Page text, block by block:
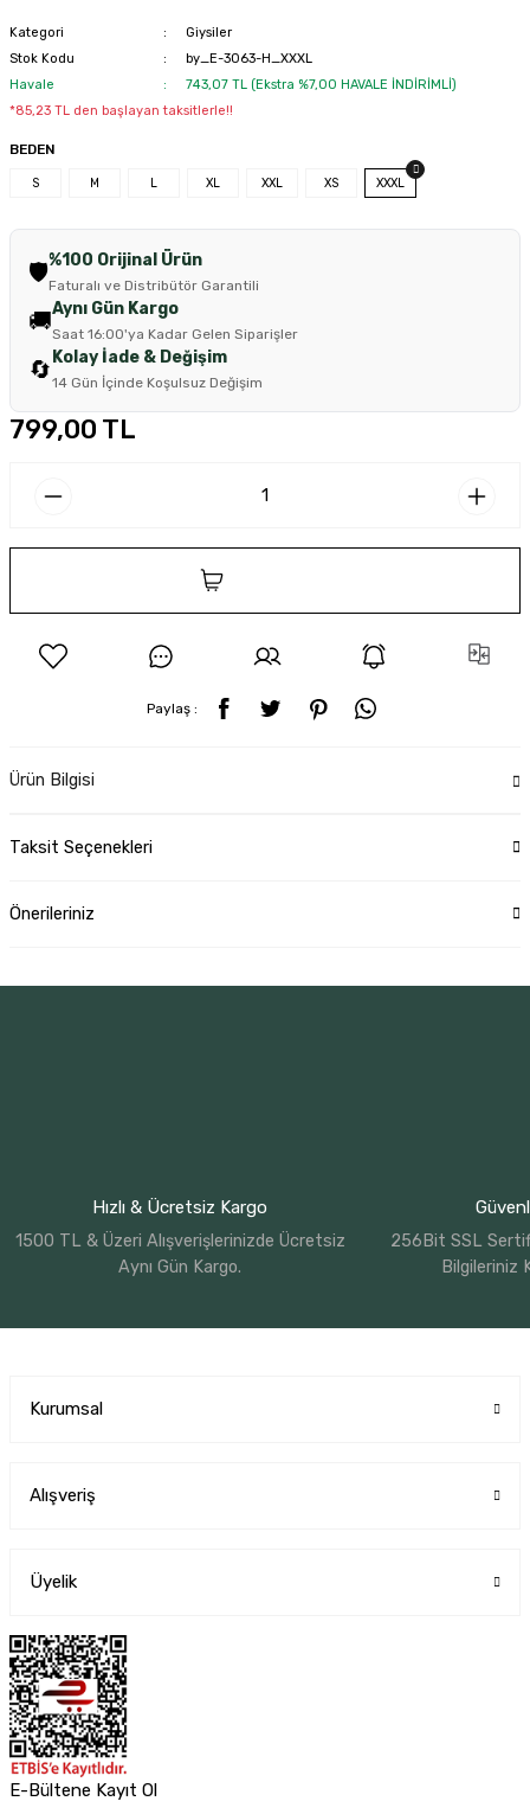
Kategori
Giysiler
Stok Kodu
by_E-3063-H_XXXL
Havale
743,07 TL (Ekstra %7,00 HAVALE İNDİRİMLİ)
*85,23 TL den başlayan taksitlerle!!
BEDEN
S M L XL XXL XS XXXL
🛡️%100 Orijinal Ürün
Faturalı ve Distribütör Garantili
🚚Aynı Gün Kargo
Saat 16:00'ya Kadar Gelen Siparişler
🔄 Kolay İade & Değişim
14 Gün İçinde Koşulsuz Değişim
799,00 TL
Paylaş :
Ürün Bilgisi
Taksit Seçenekleri
Önerileriniz
Hızlı & Ücretsiz Kargo
1500 TL & Üzeri Alışverişlerinizde Ücretsiz
Aynı Gün Kargo.
256Bit SSL
Bilgileriniz
Kurumsal
Alışveriş
Üyelik
E-Bültene Kayıt Ol